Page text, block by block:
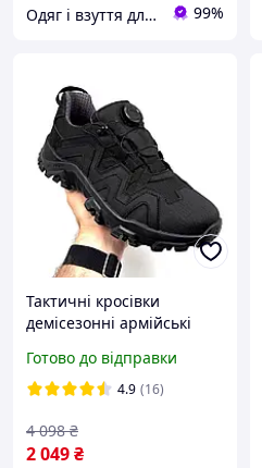
Одяг і взуття для рибалок і мисливців, спецодяг від виробника 99%
Тактичні кросівки
демісезонні армійські
шкіри військові кросівки
на мембрані CORDURA
Готово до відправки
4.9 (16)
2 049₴
4 098 ₴